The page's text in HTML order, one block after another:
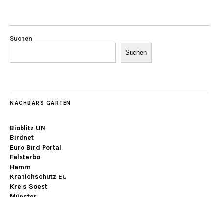
Suchen
Suchen
NACHBARS GARTEN
Bioblitz UN
Birdnet
Euro Bird Portal
Falsterbo
Hamm
Kranichschutz EU
Kreis Soest